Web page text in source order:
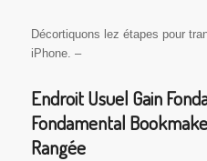
Décortiquons lez étapes pour
iPhone. –
Endroit Usuel Gain
Fondamental
Rangée